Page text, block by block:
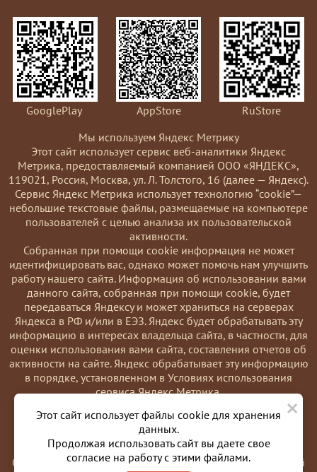
×
Этот сайт использует файлы cookie для хранения
данных.
Продолжая использовать сайт вы даете свое
согласие на работу с этими файлами.
GooglePlay AppStore
RuStore
Мы используем Яндекс Метрику
Этот сайт использует сервис веб-аналитики Яндекс
Метрика, предоставляемый компанией ООО «ЯНДЕКС»,
119021, Россия, Москва, ул. Л. Толстого, 16 (далее — Яндекс).
Сервис Яндекс Метрика использует технологию “cookie”—
небольшие текстовые файлы, размещаемые на компьютере
пользователей с целью анализа их пользовательской
активности.
Coбранная при помощи cookie информация не может
идентифицировать вас, однако может помочь нам улучшить
работу нашего сайта. Информация об использовании вами
данного сайта, собранная при помощи cookie, будет
передаваться Яндексу и может храниться на серверах
Яндекса в РФ и/или в ЕЭЗ. Яндекс будет обрабатывать эту
информацию в интересах владельца сайта, в частности, для
оценки использования вами сайта, составления отчетов об
активности на сайте. Яндекс обрабатывает эту информацию
в порядке, установленном в Условиях использования
сервиса Яндекс Метрика.
Вы можете отказаться от использования cookies, выбрав
соответствующие настройки в браузере. Также вы можете
использовать инструмент —
https://yandex.ru/support/metrika/general/opt-out.html
Однако это может повлиять на работу некоторых функций